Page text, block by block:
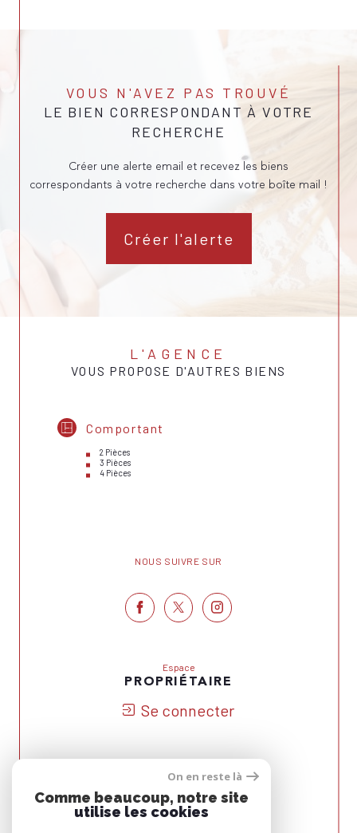
VOUS N'AVEZ PAS TROUVÉ
LE BIEN CORRESPONDANT À VOTRE
RECHERCHE
Créer une alerte email et recevez les biens
correspondants à votre recherche dans votre boîte mail !
Créer l'alerte
L'AGENCE
VOUS PROPOSE D'AUTRES BIENS
Comportant
2 Pièces
3 Pièces
4 Pièces
NOUS SUIVRE SUR
Espace
PROPRIÉTAIRE
Se connecter
ADHÉRONS
On en reste là
Comme beaucoup, notre site
utilise les cookies